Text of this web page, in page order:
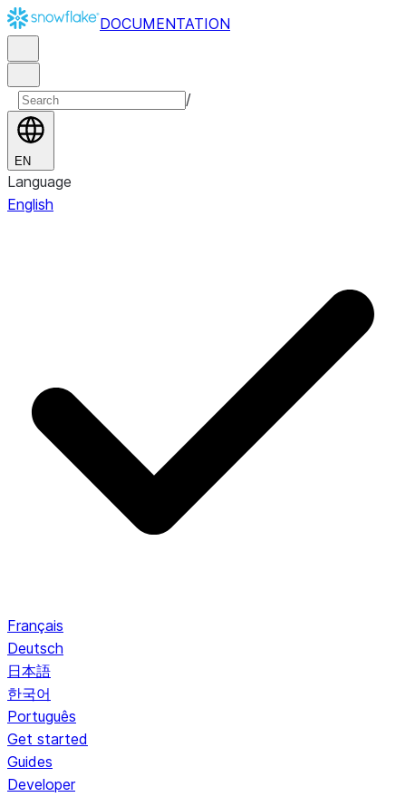
DOCUMENTATION
/
EN
Language
English
Français
Deutsch
日本語
한국어
Português
Get started
Guides
Developer